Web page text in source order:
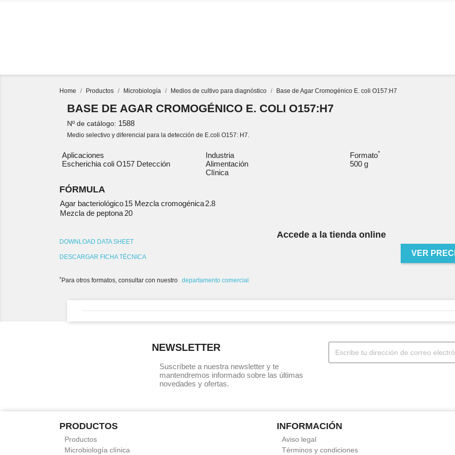
Home Productos Microbiología Medios de cultivo para diagnóstico Base de Agar Cromogénico E. coli O157:H7
BASE DE AGAR CROMOGÉNICO E. COLI O157:H7
Nº de catálogo: 1588
Medio selectivo y diferencial para la detección de E.coli O157: H7.
Aplicaciones
Escherichia coli O157 Detección
Industria
Alimentación
Clínica
Formato*
500 g
FÓRMULA
Agar bacteriológico15 Mezcla cromogénica2.8
Mezcla de peptona 20
DOWNLOAD DATA SHEET
DESCARGAR FICHA TÉCNICA
Accede a la tienda online
VER
* Para otros formatos, consultar con nuestro departamento comercial
NEWSLETTER
Suscríbete a nuestra newsletter y te
mantendremos informado sobre las últimas
novedades y ofertas.
PRODUCTOS
Productos
Microbiología clínica
INFORMACIÓN
Aviso legal
Términos y condiciones